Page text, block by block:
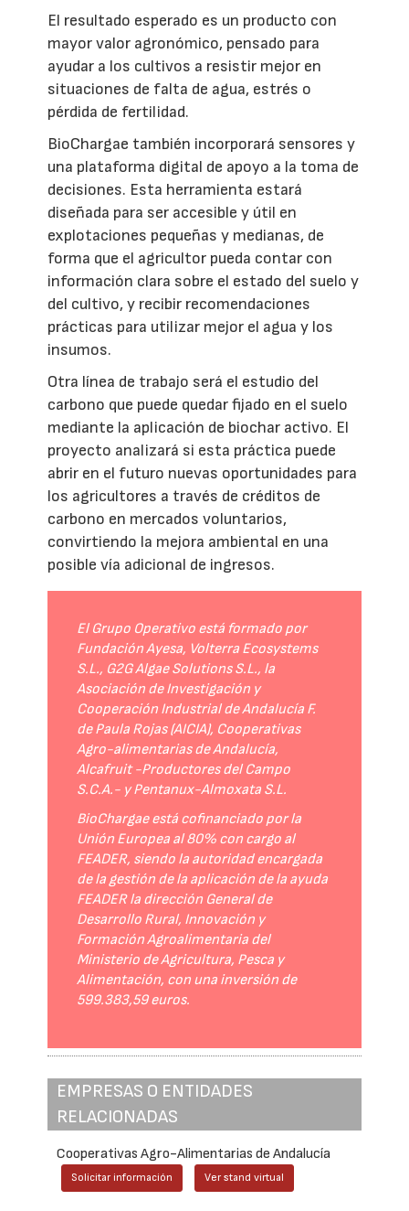
El resultado esperado es un producto con
mayor valor agronómico, pensado para
ayudar a los cultivos a resistir mejor en
situaciones de falta de agua, estrés o
pérdida de fertilidad.
BioChargae también incorporará sensores y
una plataforma digital de apoyo a la toma de
decisiones. Esta herramienta estará
diseñada para ser accesible y útil en
explotaciones pequeñas y medianas, de
forma que el agricultor pueda contar con
información clara sobre el estado del suelo y
del cultivo, y recibir recomendaciones
prácticas para utilizar mejor el agua y los
insumos.
Otra línea de trabajo será el estudio del
carbono que puede quedar fijado en el suelo
mediante la aplicación de biochar activo. El
proyecto analizará si esta práctica puede
abrir en el futuro nuevas oportunidades para
los agricultores a través de créditos de
carbono en mercados voluntarios,
convirtiendo la mejora ambiental en una
posible vía adicional de ingresos.
El Grupo Operativo está formado por
Fundación Ayesa, Volterra Ecosystems
S.L., G2G Algae Solutions S.L., la
Asociación de Investigación y
Cooperación Industrial de Andalucía F.
de Paula Rojas (AICIA), Cooperativas
Agro-alimentarias de Andalucía,
Alcafruit -Productores del Campo
S.C.A.- y Pentanux-Almoxata S.L.
BioChargae está cofinanciado por la
Unión Europea al 80% con cargo al
FEADER, siendo la autoridad encargada
de la gestión de la aplicación de la ayuda
FEADER la dirección General de
Desarrollo Rural, Innovación y
Formación Agroalimentaria del
Ministerio de Agricultura, Pesca y
Alimentación, con una inversión de
599.383,59 euros.
EMPRESAS O ENTIDADES
RELACIONADAS
Cooperativas Agro-Alimentarias de Andalucía
Solicitar información Ver stand virtual